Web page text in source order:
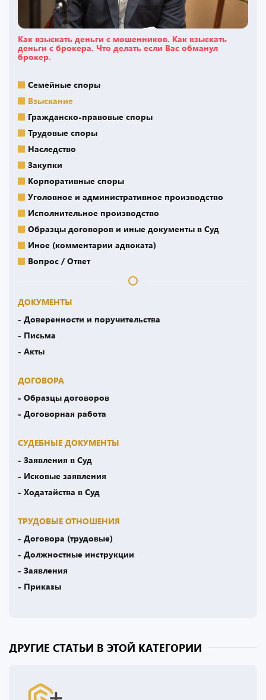
Как взыскать деньги с мошенников. Как взыскать
деньги с брокера. Что делать если Вас обманул
брокер.
Семейные споры
Взыскание
Гражданско-правовые споры
Трудовые споры
Наследство
Закупки
Корпоративные споры
Уголовное и административное производство
Исполнительное производство
Образцы договоров и иные документы в Суд
Иное (комментарии адвоката)
Вопрос / Ответ
ДОКУМЕНТЫ
- Доверенности и поручительства
- Письма
- Акты
ДОГОВОРА
- Образцы договоров
- Договорная работа
СУДЕБНЫЕ ДОКУМЕНТЫ
- Заявления в Суд
- Исковые заявления
- Ходатайства в Суд
ТРУДОВЫЕ ОТНОШЕНИЯ
- Договора (трудовые)
- Должностные инструкции
- Заявления
- Приказы
ДРУГИЕ СТАТЬИ В ЭТОЙ КАТЕГОРИИ